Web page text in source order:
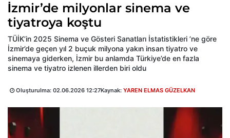
İzmir’de milyonlar sinema ve
tiyatroya koştu
TÜİK’in 2025 Sinema ve Gösteri Sanatları İstatistikleri ’ne göre
İzmir’de geçen yıl 2 buçuk milyona yakın insan tiyatro ve
sinemaya giderken, İzmir bu anlamda Türkiye’de en fazla
sinema ve tiyatro izlenen illerden biri oldu
Oluşturulma: 02.06.2026 12:27Kaynak: YAREN ELMAS GÜZELKAN